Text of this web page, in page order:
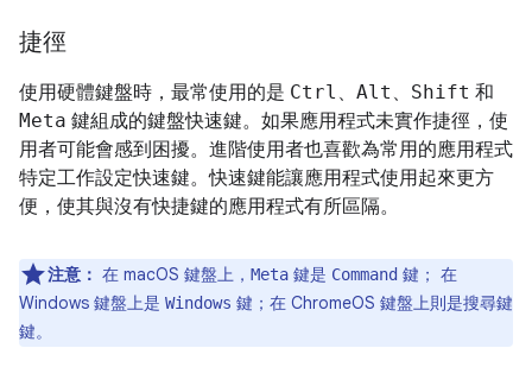
捷徑
使用硬體鍵盤時，最常使用的是 Ctrl 、 Alt 、 Shift 和
Meta 鍵組成的鍵盤快速鍵。如果應用程式未實作捷徑，使
用者可能會感到困擾。進階使用者也喜歡為常用的應用程式
特定工作設定快速鍵。快速鍵能讓應用程式使用起來更方
便，使其與沒有快捷鍵的應用程式有所區隔。
注意： 在 macOS 鍵盤上， Meta 鍵是 Command 鍵； 在
Windows 鍵盤上是 Windows 鍵；在 ChromeOS 鍵盤上則是搜尋鍵
鍵。